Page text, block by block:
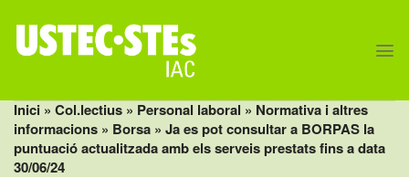
content
Inici » Col.lectius » Personal laboral » Normativa i altres
informacions » Borsa » Ja es pot consultar a BORPAS la
puntuació actualitzada amb els serveis prestats fins a data
30/06/24